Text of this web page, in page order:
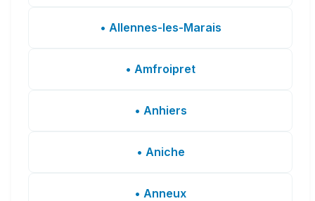
• Allennes-les-Marais
• Amfroipret
• Anhiers
• Aniche
• Anneux